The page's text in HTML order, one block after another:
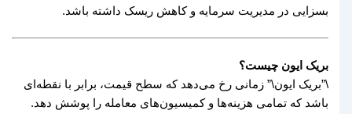
بسزایی در مدیریت سرمایه و کاهش ریسک داشته باشد.
بریک ایون چیست؟
\”بریک ایون\” زمانی رخ می‌دهد که سطح قیمت، برابر با نقطه‌ای
باشد که تمامی هزینه‌ها و کمیسیون‌های معامله را پوشش دهد.